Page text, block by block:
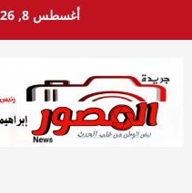
أغسطس 8, 2026